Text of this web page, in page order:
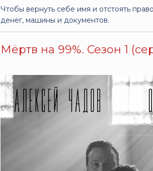
Чтобы вернуть себе имя и отстоять
денег, машины и документов.
Мёртв на 99%. Сезон 1